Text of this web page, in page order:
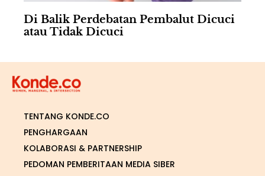
Di Balik Perdebatan Pembalut Dicuci
atau Tidak Dicuci
TENTANG KONDE.CO
PENGHARGAAN
KOLABORASI & PARTNERSHIP
PEDOMAN PEMBERITAAN MEDIA SIBER